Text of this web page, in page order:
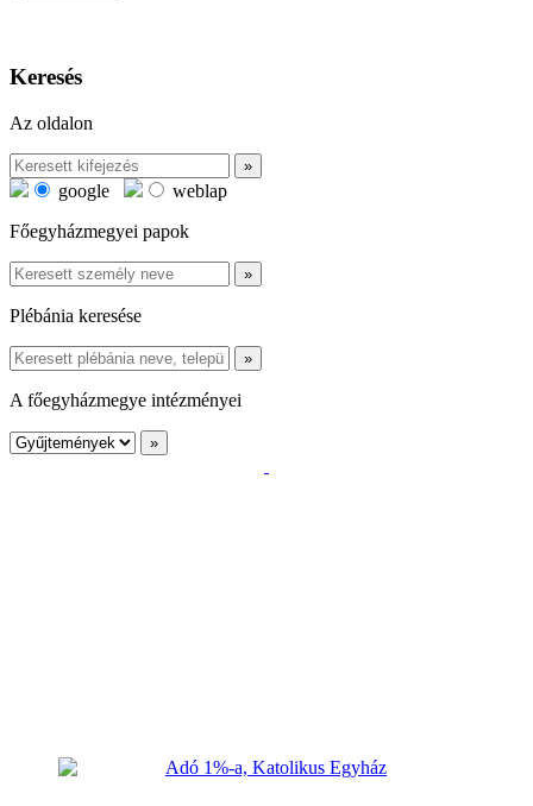
Keresés
Az oldalon
google
weblap
Főegyházmegyei papok
Plébánia keresése
A főegyházmegye intézményei